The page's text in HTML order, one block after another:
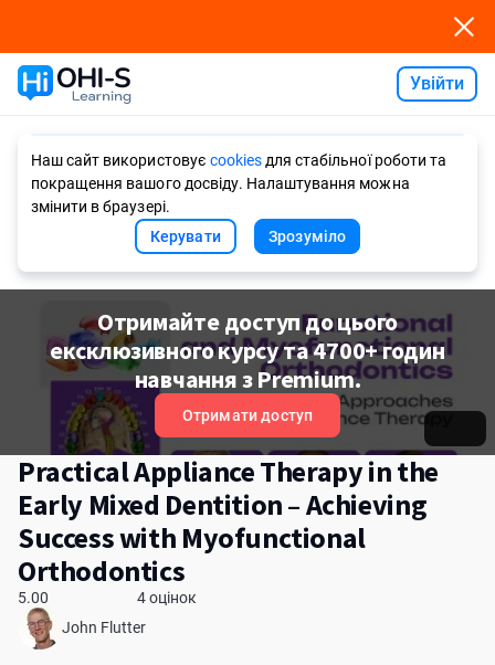
Увійти
Наш сайт використовує cookies для стабільної роботи та
покращення вашого досвіду. Налаштування можна
змінити в браузері.
Керувати
Зрозуміло
Отримайте доступ до цього
ексклюзивного курсу та 4700+ годин
навчання з Premium.
Отримати доступ
Practical Appliance Therapy in the
Early Mixed Dentition – Achieving
Success with Myofunctional
Orthodontics
5.00
4 оцінок
John Flutter